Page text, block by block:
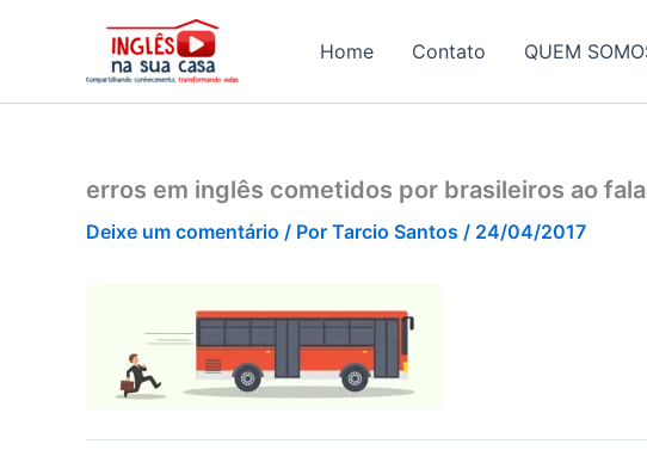
conteúdo
Home Contato QUEM
erros em inglês cometidos por brasileiros ao
Deixe um comentário / Por Tarcio Santos / 24/04/2017